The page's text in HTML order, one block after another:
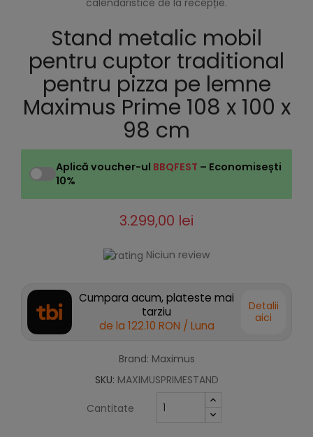
Stand metalic mobil
pentru cuptor traditional
pentru pizza pe lemne
Maximus Prime 108 x 100 x
98 cm
Aplică voucher-ul BBQFEST – Economisești
10%
3.299,00 lei
Niciun review
Cumpara acum, plateste mai
tarziu
de la 122.10 RON / Luna
Detalii
aici
Brand: Maximus
SKU: MAXIMUSPRIMESTAND
Cantitate